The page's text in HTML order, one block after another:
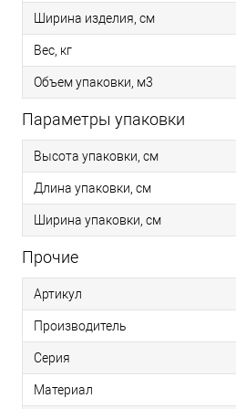
Ширина изделия, см
Вес, кг
Объем упаковки, м3
Параметры упаковки
Высота упаковки, см
Длина упаковки, см
Ширина упаковки, см
Прочие
Артикул
Производитель
Серия
Материал